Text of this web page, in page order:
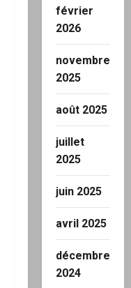
février
2026
novembre
2025
août 2025
juillet
2025
juin 2025
avril 2025
décembre
2024